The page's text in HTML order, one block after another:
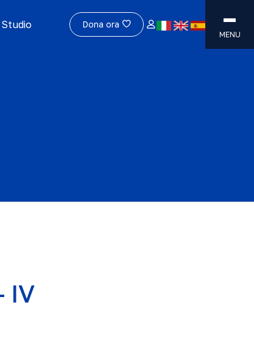
Dona ora
MENU
IV